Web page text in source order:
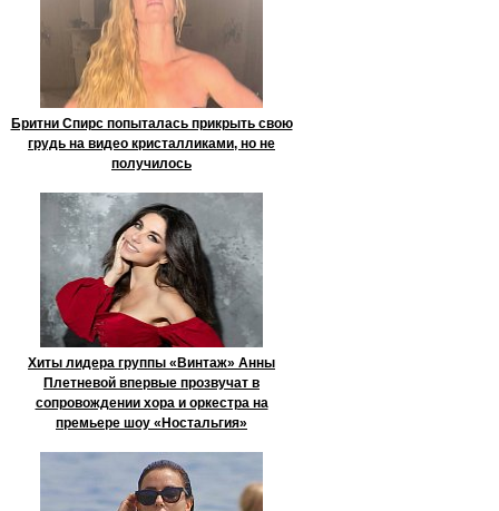
Бритни Спирс попыталась прикрыть свою
грудь на видео кристалликами, но не
получилось
Хиты лидера группы «Винтаж» Анны
Плетневой впервые прозвучат в
сопровождении хора и оркестра на
премьере шоу «Ностальгия»